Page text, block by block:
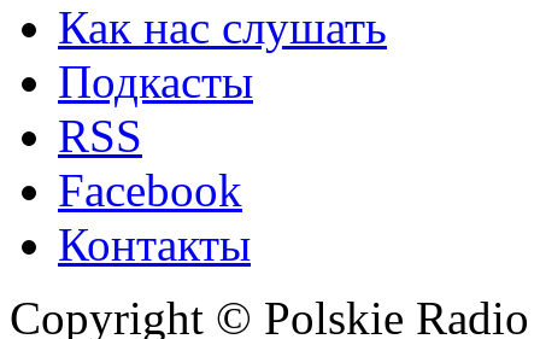
Как нас слушать
Подкасты
RSS
Facebook
Контакты
Copyright © Polskie